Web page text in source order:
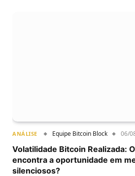
ANÁLISE Equipe Bitcoin Block 06/
Volatilidade Bitcoin Realizada:
encontra a oportunidade em
silenciosos?